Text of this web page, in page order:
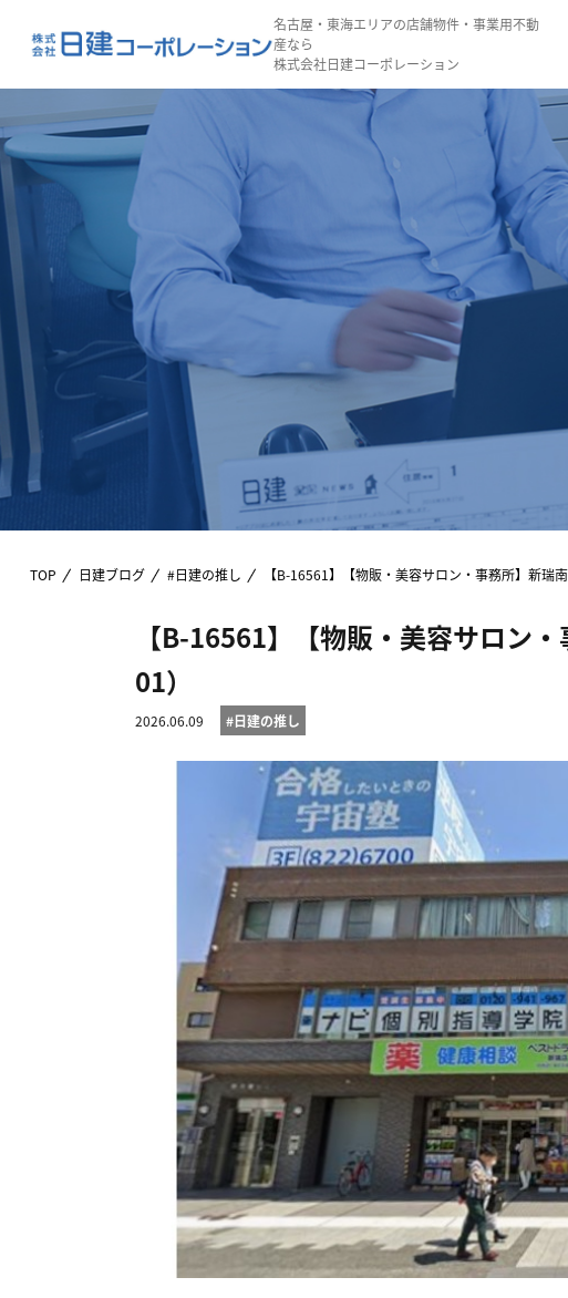
名古屋・東海エリアの店舗物件・事業用不動
産なら
株式会社日建コーポレーション
TOP 日建ブログ #日建の推し 【B-16561】【物販・美容サロン・事務所】新瑞
【B-16561】【物販・美容サロン
01）
2026.06.09 #日建の推し